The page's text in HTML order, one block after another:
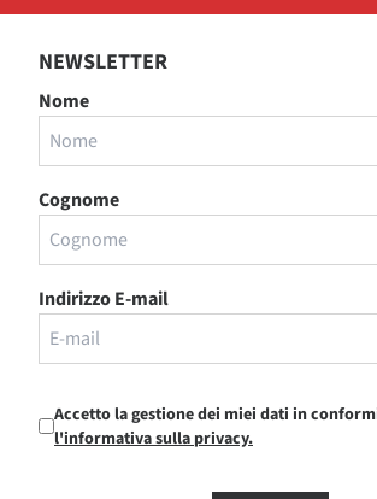
NEWSLETTER
Nome
Cognome
Indirizzo E-mail
Accetto la gestione dei miei dati in
l'informativa sulla privacy.